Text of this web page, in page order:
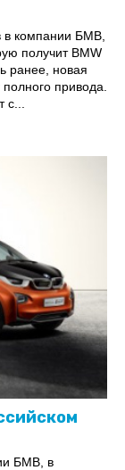
в компании БМВ,
получит BMW
ранее, новая
привода.
БМВ, в